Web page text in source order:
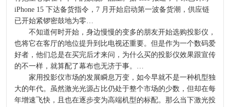
iPhone 15 下达备货指令，7 月开始启动第一波备货潮，供应链
已开始紧锣密鼓地为零…
不知道何时开始，身边慢慢的变多的朋友开始选购投影仪，
也将它在客厅的地位提升到比电视还重要。但是作为一个数码爱
好者，他们总是在买完后才来问，为什么买的投影仪效果跟宣传
的不一样，就算配了幕布也无济于事。…
家用投影仪市场的发展瞬息万变，如今早就不是一种机型独
大的年代。虽然激光光源占比仍处于整个市场的少数，但却在每
年增速飞快，且也在逐步变为高端机型的标配。那么当下激光投